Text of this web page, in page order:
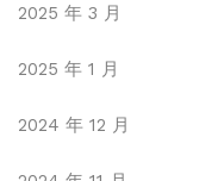
2025 年 3 月
2025 年 1 月
2024 年 12 月